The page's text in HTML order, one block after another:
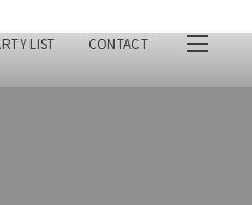
LIST CONTACT